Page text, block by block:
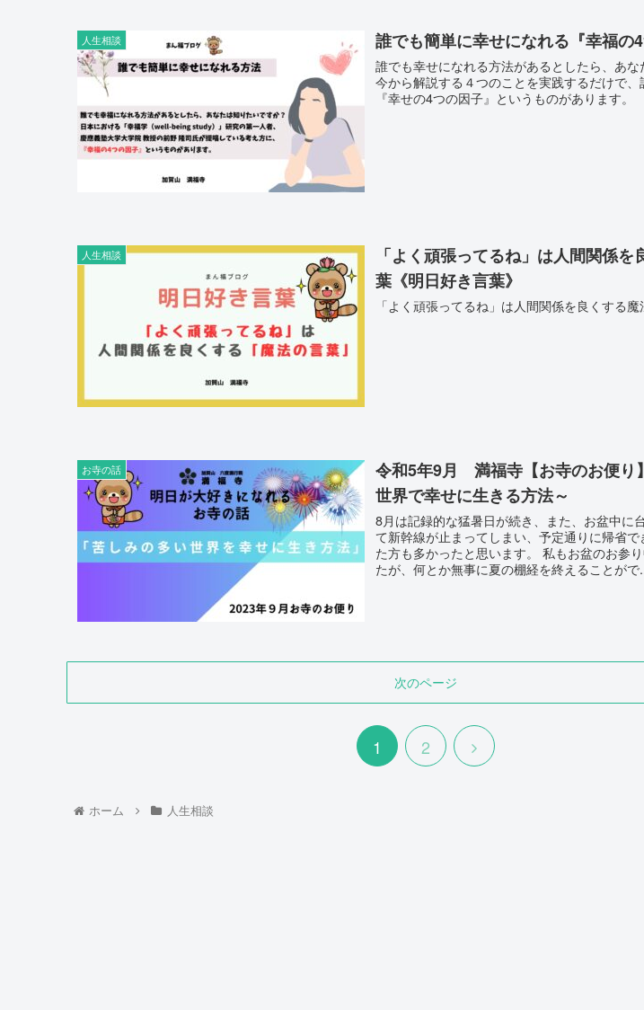
人生相談 誰でも簡単に幸せになれる『幸福の4
誰でも幸せになれる方法があるとしたら、あな
今から解説する４つのことを実践するだけで
『幸せの4つの因子』というものがあります。
人生相談
「よく頑張ってるね」は人間関係
葉《明日好き言葉》
「よく頑張ってるね」は人間関係を良くする魔
お寺の話
令和5年9月 満福寺【お寺のお便り
世界で幸せに生きる方法～
8月は記録的な猛暑日が続き、また、お盆中に
て新幹線が止まってしまい、予定通りに帰省
た方も多かったと思います。 私もお盆のお参り中に台風が直撃しまし
たが、何とか無事に夏の棚経を終えることがで
次のページ
1 2
ホーム 人生相談